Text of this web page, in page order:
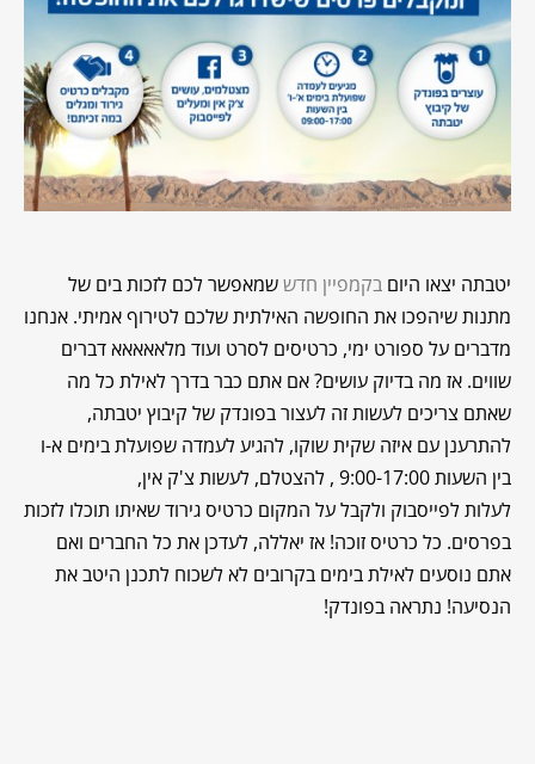
יטבתה יצאו היום בקמפיין חדששמאפשר לכם לזכות בים של
מתנות שיהפכו את החופשה האילתית שלכם לטירוף אמיתי. אנחנו
מדברים על ספורט ימי, כרטיסים לסרט ועוד מלאאאאא דברים
שווים. אז מה בדיוק עושים? אם אתם כבר בדרך לאילת כל מה
שאתם צריכים לעשות זה לעצור בפונדק של קיבוץ יטבתה,
להתרענן עם איזה שקית שוקו, להגיע לעמדה שפועלת בימים א-ו
בין השעות 9:00-17:00 , להצטלם, לעשות צ'ק אין,
לעלות לפייסבוק ולקבל על המקום כרטיס גירוד שאיתו תוכלו לזכות
בפרסים. כל כרטיס זוכה! אז יאללה, לעדכן את כל החברים ואם
אתם נוסעים לאילת בימים בקרובים לא לשכוח לתכנן היטב את
הנסיעה! נתראה בפונדק!